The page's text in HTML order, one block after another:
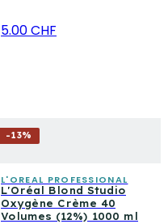
5.00 CHF
-13%
L'OREAL PROFESSIONAL
L'Oréal Blond Studio
Oxygène Crème 40
Volumes (12%) 1000 ml